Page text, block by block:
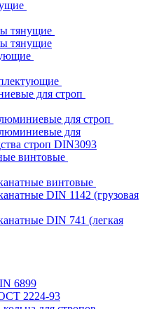
тянущие
тянущие
для строп
для строп
для
строп DIN3093
винтовые
винтовые
DIN 1142 (грузовая
DIN 741 (легкая
6899
2224-93